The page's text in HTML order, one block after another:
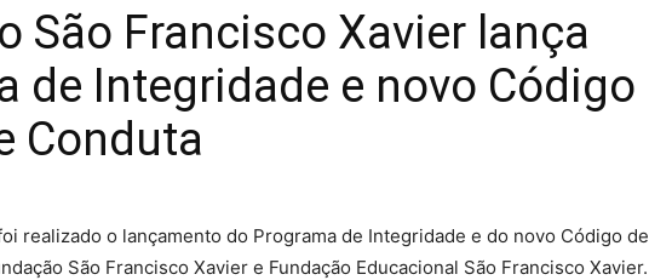
São Francisco Xavier lança
de Integridade e novo Código
Conduta
realizado o lançamento do Programa de Integridade e do novo Código de
São Francisco Xavier e Fundação Educacional São Francisco Xavier.